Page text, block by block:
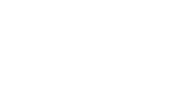
отзывы о процедурах и косметике